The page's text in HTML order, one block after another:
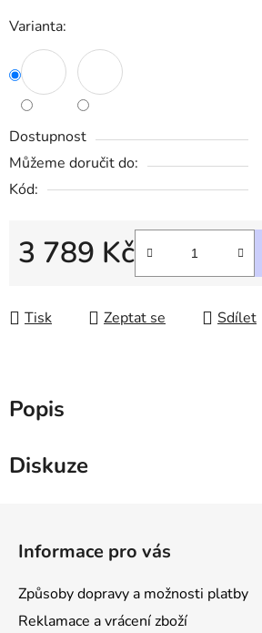
Varianta:
Dostupnost
Můžeme doručit do:
Kód:
3 789 Kč
Tisk Zeptat se Sdílet
Popis
Diskuze
Informace pro vás
Způsoby dopravy a možnosti platby
Reklamace a vrácení zboží